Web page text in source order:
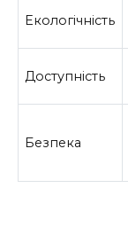
Екологічність
Доступність
Безпека